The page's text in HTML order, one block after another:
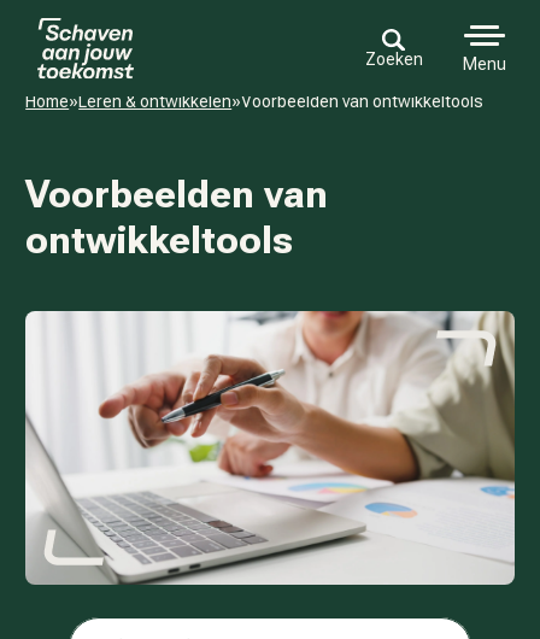
Zoeken
Menu
Home»Leren & ontwikkelen»Voorbeelden van ontwikkeltools
Voorbeelden van
ontwikkeltools